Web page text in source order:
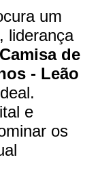
um
liderança
de
- Leão
e
os